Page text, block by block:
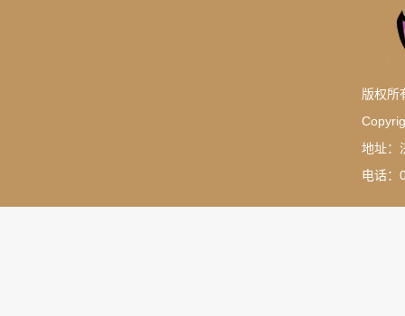
版权所
地址：
电话：